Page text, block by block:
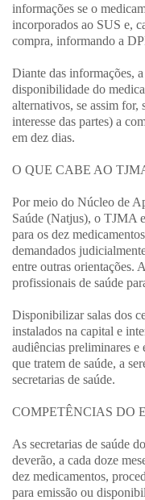
informações se o
incorporados ao SUS e,
compra, informando a
Diante das informações,
disponibilidade do
alternativos, se assim for,
interesse das partes) a
em dez dias.
O QUE CABE AO
Por meio do Núcleo de
Saúde (Natjus), o TJMA
para os dez
demandados
entre outras orientações.
profissionais de saúde
Disponibilizar salas dos
instalados na capital e
audiências preliminares e
que tratem de saúde, a
secretarias de saúde.
COMPETÊNCIAS DO
As secretarias de saúde
deverão, a cada doze
dez medicamentos,
para emissão ou